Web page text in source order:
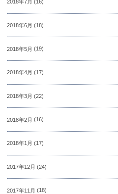
2018年7月 (16)
2018年6月 (18)
2018年5月 (19)
2018年4月 (17)
2018年3月 (22)
2018年2月 (16)
2018年1月 (17)
2017年12月 (24)
2017年11月 (18)